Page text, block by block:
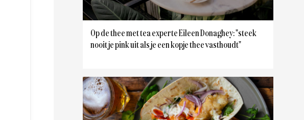
Op de thee met tea experte Eileen Donaghey: "steek
nooit je pink uit als je een kopje thee vasthoudt"